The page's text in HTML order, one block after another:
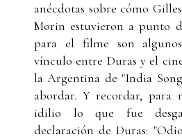
anécdotas sobre cómo
Morin estuvieron a punto
para el filme son
vínculo entre Duras y el
la Argentina de "India
abordar. Y recordar, para
idilio lo que fue
declaración de Duras: